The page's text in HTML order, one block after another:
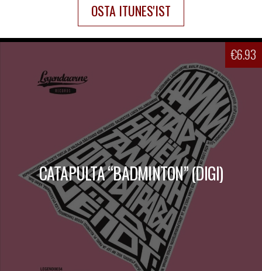
OSTA ITUNES'IST
€6.93
CATAPULTA “BADMINTON” (DIGI)